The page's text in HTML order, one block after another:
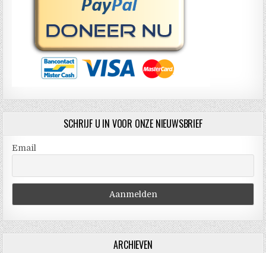
SCHRIJF U IN VOOR ONZE NIEUWSBRIEF
Email
ARCHIEVEN